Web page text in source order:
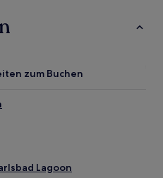
zum Buchen
Lagoon